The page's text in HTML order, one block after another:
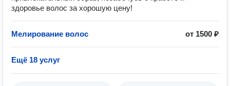
здоровье волос за хорошую цену!
Мелирование волос от 1500 ₽
Ещё 18 услуг